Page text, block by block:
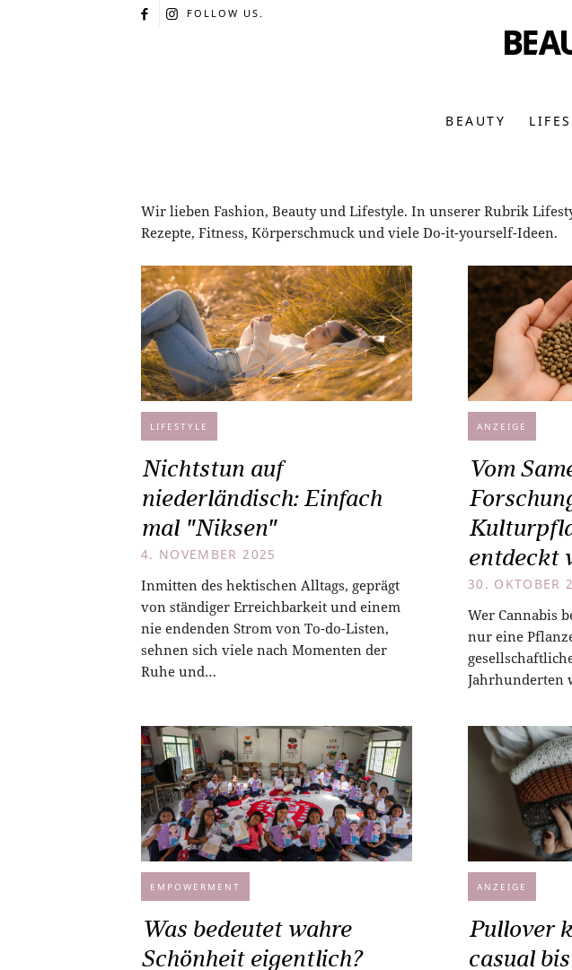
FOLLOW US.
BEAUTY
Wir lieben Fashion, Beauty und Lifestyle. In unserer Rubrik
Rezepte, Fitness, Körperschmuck und viele Do-it-yourself-Ideen.
LIFESTYLE
Nichtstun auf
niederländisch: Einfach
mal "Niksen"
4. NOVEMBER 2025
Inmitten des hektischen Alltags, geprägt
von ständiger Erreichbarkeit und einem
nie endenden Strom von To-do-Listen,
sehnen sich viele nach Momenten der
Ruhe und…
ANZEIGE
Vom
entdeckt
30. OKTOBER
Wer Cannabis
nur eine
Jahrhunderten
EMPOWERMENT
Was bedeutet wahre
Schönheit eigentlich?
ANZEIGE
Pullover
casual